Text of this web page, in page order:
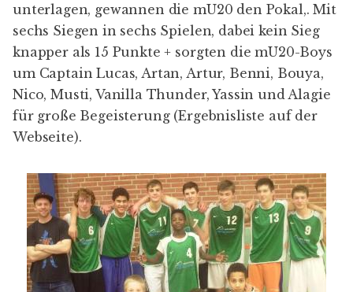
unterlagen, gewannen die mU20 den Pokal,. Mit
sechs Siegen in sechs Spielen, dabei kein Sieg
knapper als 15 Punkte + sorgten die mU20-Boys
um Captain Lucas, Artan, Artur, Benni, Bouya,
Nico, Musti, Vanilla Thunder, Yassin und Alagie
für große Begeisterung (Ergebnisliste auf der
Webseite).